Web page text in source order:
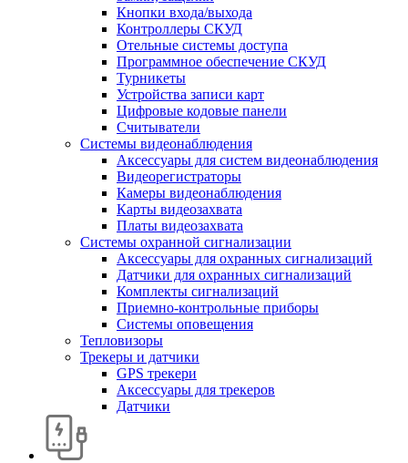
Кнопки входа/выхода
Контроллеры СКУД
Отельные системы доступа
Программное обеспечение СКУД
Турникеты
Устройства записи карт
Цифровые кодовые панели
Считыватели
Системы видеонаблюдения
Аксессуары для систем видеонаблюдения
Видеорегистраторы
Камеры видеонаблюдения
Карты видеозахвата
Платы видеозахвата
Системы охранной сигнализации
Аксессуары для охранных сигнализаций
Датчики для охранных сигнализаций
Комплекты сигнализаций
Приемно-контрольные приборы
Системы оповещения
Тепловизоры
Трекеры и датчики
GPS трекери
Аксессуары для трекеров
Датчики